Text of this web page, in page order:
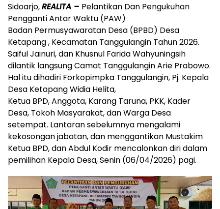
Sidoarjo,REALITA – Pelantikan Dan Pengukuhan
Pengganti Antar Waktu (PAW)
Badan Permusyawaratan Desa (BPBD) Desa
Ketapang , Kecamatan Tanggulangin Tahun 2026.
Saiful Jainuri, dan Khusnul Farida Wahyuningsih
dilantik langsung Camat Tanggulangin Arie Prabowo.
Hal itu dihadiri Forkopimpka Tanggulangin, Pj. Kepala
Desa Ketapang Widia Helita,
Ketua BPD, Anggota, Karang Taruna, PKK, Kader
Desa, Tokoh Masyarakat, dan Warga Desa
setempat. Lantaran sebelumnya mengalami
kekosongan jabatan, dan menggantikan Mustakim
Ketua BPD, dan Abdul Kodir mencalonkan diri dalam
pemilihan Kepala Desa, Senin (06/04/2026) pagi.